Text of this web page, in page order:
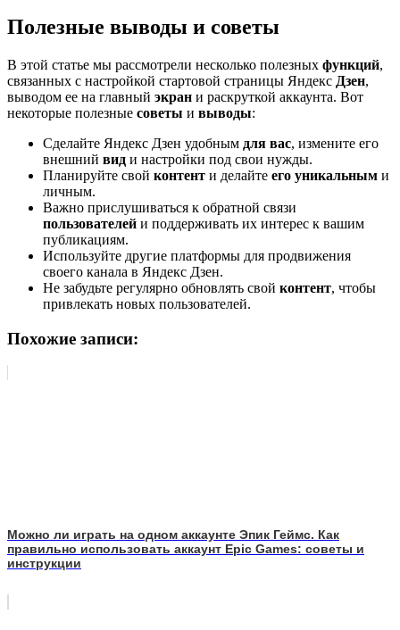
Полезные выводы и советы
В этой статье мы рассмотрели несколько полезных функций,
связанных с настройкой стартовой страницы Яндекс Дзен,
выводом ее на главный экран и раскруткой аккаунта. Вот
некоторые полезные советы и выводы:
Сделайте Яндекс Дзен удобным для вас, измените его
внешний вид и настройки под свои нужды.
Планируйте свой контент и делайте его уникальным и
личным.
Важно прислушиваться к обратной связи
пользователей и поддерживать их интерес к вашим
публикациям.
Используйте другие платформы для продвижения
своего канала в Яндекс Дзен.
Не забудьте регулярно обновлять свой контент, чтобы
привлекать новых пользователей.
Похожие записи:
Можно ли играть на одном аккаунте Эпик Геймс. Как
правильно использовать аккаунт Epic Games: советы и
инструкции